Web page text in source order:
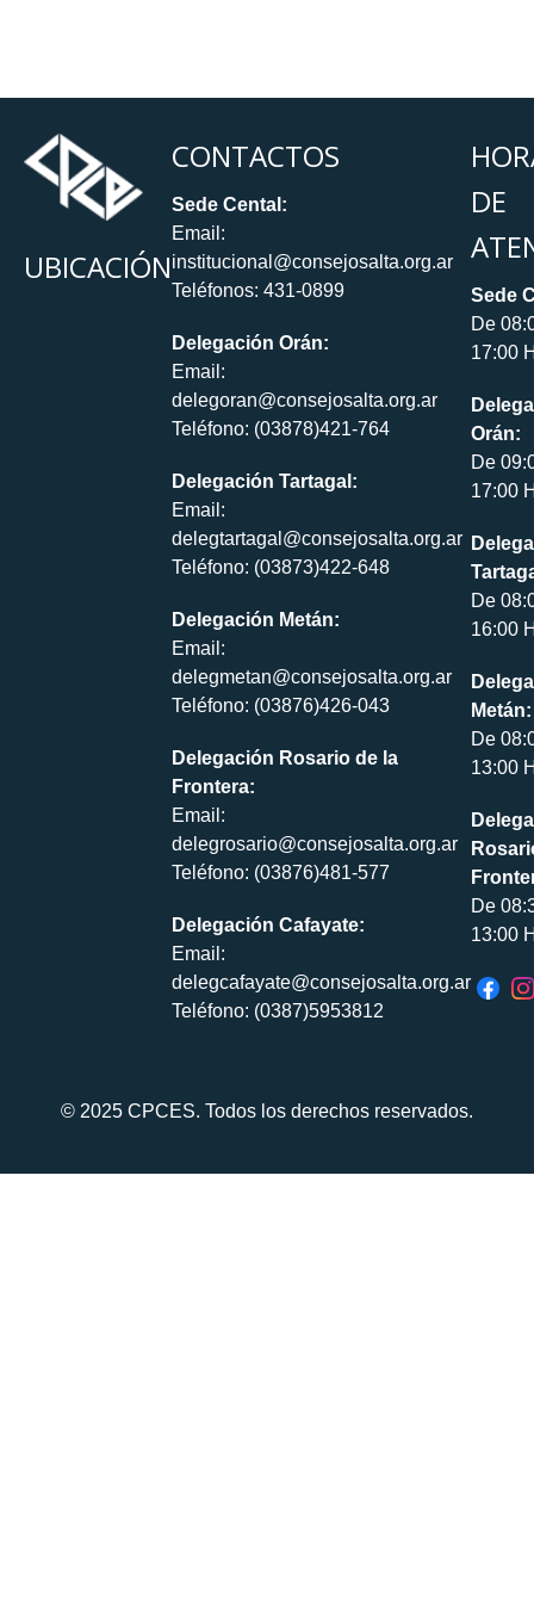
UBICACIÓN
CONTACTOS
Sede Cental:
Email:
institucional@consejosalta.org.ar
Teléfonos: 431-0899
Delegación Orán:
Email:
delegoran@consejosalta.org.ar
Teléfono: (03878)421-764
Delegación Tartagal:
Email:
delegtartagal@consejosalta.org.ar
Teléfono: (03873)422-648
Delegación Metán:
Email:
delegmetan@consejosalta.org.ar
Teléfono: (03876)426-043
Delegación Rosario de la
Frontera:
Email:
delegrosario@consejosalta.org.ar
Teléfono: (03876)481-577
Delegación Cafayate:
Email:
delegcafayate@consejosalta.org.ar
Teléfono: (0387)5953812
DE
Sede
De
17:00
Orán:
De
17:00
De
16:00
Metán:
De
13:00
De
13:00
© 2025 CPCES. Todos los derechos reservados.